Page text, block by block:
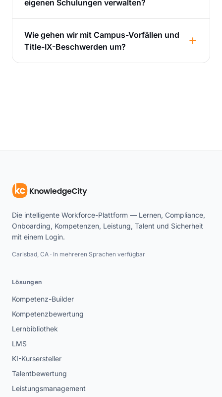
eigenen Schulungen verwalten?
Wie gehen wir mit Campus-Vorfällen und
Title-IX-Beschwerden um?
Die intelligente Workforce-Plattform — Lernen, Compliance,
Onboarding, Kompetenzen, Leistung, Talent und Sicherheit
mit einem Login.
Carlsbad, CA · In mehreren Sprachen verfügbar
Lösungen
Kompetenz-Builder
Kompetenzbewertung
Lernbibliothek
LMS
KI-Kursersteller
Talentbewertung
Leistungsmanagement